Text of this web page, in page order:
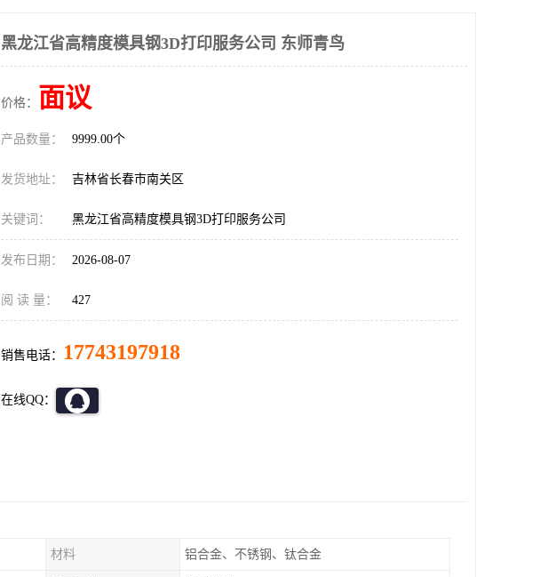
黑龙江省高精度模具钢3D打印服务公司 东师青鸟
价格： 面议
产品数量： 9999.00个
发货地址： 吉林省长春市南关区
关键词： 黑龙江省高精度模具钢3D打印服务公司
发布日期： 2026-08-07
阅 读 量： 427
销售电话： 17743197918
在线QQ：
材料 铝合金、不锈钢、钛合金